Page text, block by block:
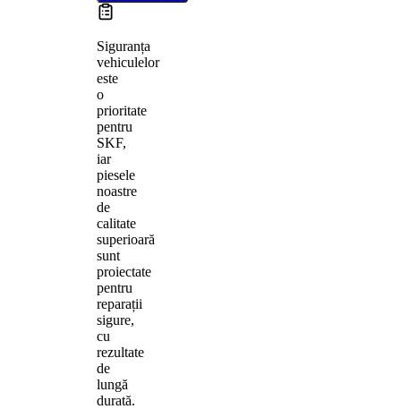
Siguranța
vehiculelor
este
o
prioritate
pentru
SKF,
iar
piesele
noastre
de
calitate
superioară
sunt
proiectate
pentru
reparații
sigure,
cu
rezultate
de
lungă
durată.